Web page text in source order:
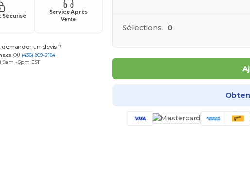
Sécurisé
Service Après
Vente
un devis ?
OU (438) 809-2184
9am - 5pm EST
Sélections: 0